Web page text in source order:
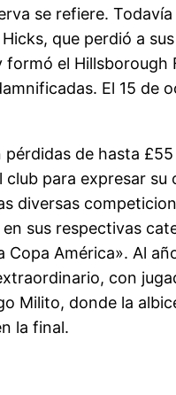
se refiere.
que perdió a
el Hillsborough
El 15 de
de hasta
para expresar su
diversas
sus respectivas
América». Al
con
Milito, donde la
la final.